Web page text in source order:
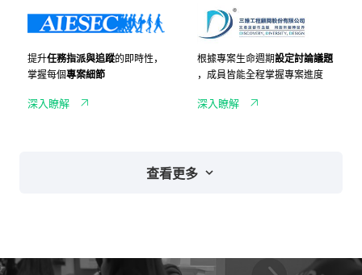
案
通
效
率
時
代
的
遠
管
C，
利
用
作
節
提升任務指派與追蹤的即時性，
掌握每個專案細節
深入瞭解
「專
生
命
週
期」，
現
敏
捷
根據專案生命週期設定討論議題
，成員皆能全程掌握專案進度
深入瞭解
查看更多